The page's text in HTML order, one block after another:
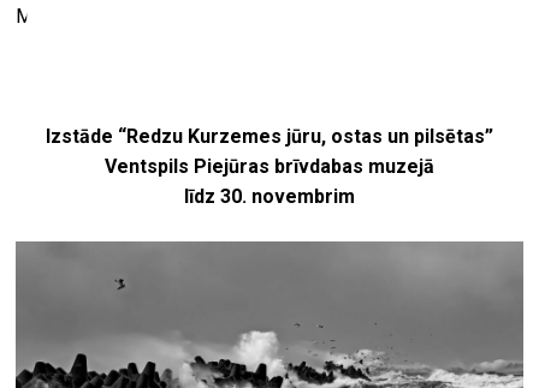
Matīsa iela 8, Rīga
Izstāde “Redzu Kurzemes jūru, ostas un pilsētas”
Ventspils Piejūras brīvdabas muzejā
līdz 30. novembrim